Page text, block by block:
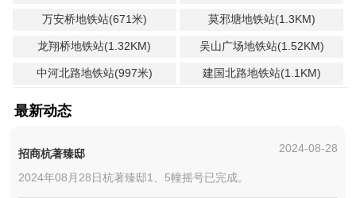
万安桥地铁站(671米) 莫邪塘地铁站(1.3KM)
龙翔桥地铁站(1.32KM) 吴山广场地铁站(1.52KM)
中河北路地铁站(997米) 建国北路地铁站(1.1KM)
最新动态
招商杭著臻邸 2024-08-28
2024年08月28日杭著臻邸1、5幢摇号已完成。